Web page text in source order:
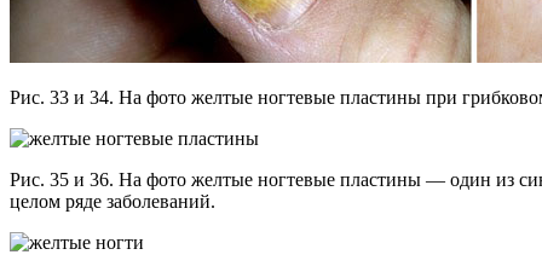
Рис. 33 и 34. На фото желтые ногтевые пластины при
Рис. 35 и 36. На фото желтые ногтевые пластины — один из
целом ряде заболеваний.